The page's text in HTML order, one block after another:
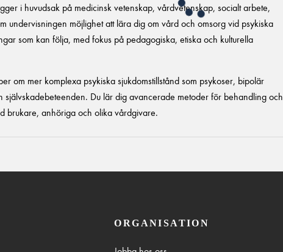
i huvudsak på medicinsk vetenskap, vårdvetenskap, socialt arbete,
undervisningen möjlighet att lära dig om vård och omsorg vid psykiska
som kan följa, med fokus på pedagogiska, etiska och kulturella
om mer komplexa psykiska sjukdomstillstånd som psykoser, bipolär
självskadebeteenden. Du lär dig avancerade metoder för behandling och
brukare, anhöriga och olika vårdgivare.
ORGANISATION